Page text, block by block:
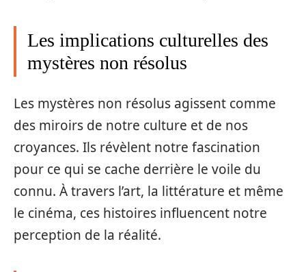
Les implications culturelles des
mystères non résolus
Les mystères non résolus agissent comme
des miroirs de notre culture et de nos
croyances. Ils révèlent notre fascination
pour ce qui se cache derrière le voile du
connu. À travers l’art, la littérature et même
le cinéma, ces histoires influencent notre
perception de la réalité.